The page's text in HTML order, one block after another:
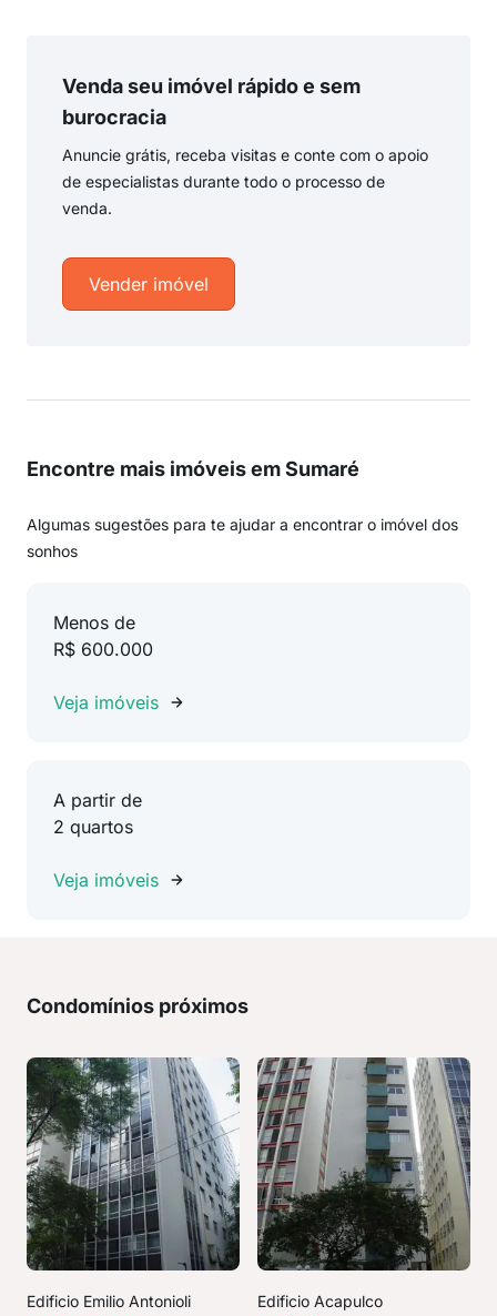
Venda seu imóvel rápido e sem
burocracia
Anuncie grátis, receba visitas e conte com o apoio
de especialistas durante todo o processo de
venda.
Vender imóvel
Encontre mais imóveis em Sumaré
Algumas sugestões para te ajudar a encontrar o imóvel dos
sonhos
Menos de
R$ 600.000
Veja imóveis
A partir de
2 quartos
Veja imóveis
Condomínios próximos
Edificio Emilio Antonioli Edificio Acapulco